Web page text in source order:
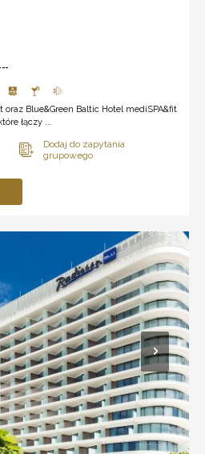
oraz Blue&Green Baltic Hotel mediSPA&fit
łączy ...